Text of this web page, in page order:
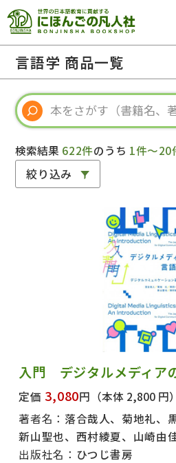
言語学 商品一覧
検索結果 622件のうち 1件～20
絞り込み
入門 デジタルメディア
定価 3,080円 （本体 2,800 円）
著者名： 落合哉人、菊地礼、
新山聖也、西村綾夏、山崎由
出版社名： ひつじ書房